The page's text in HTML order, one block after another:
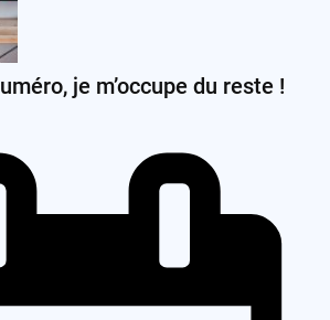
je m’occupe du reste !